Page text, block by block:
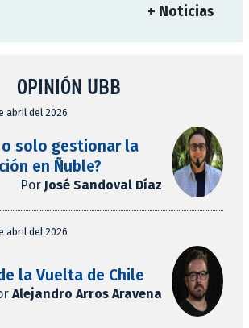
+ Noticias
OPINIÓN UBB
abril del 2026
o solo gestionar la
en Ñuble?
Por José Sandoval Díaz
abril del 2026
la Vuelta de Chile
Alejandro Arros Aravena